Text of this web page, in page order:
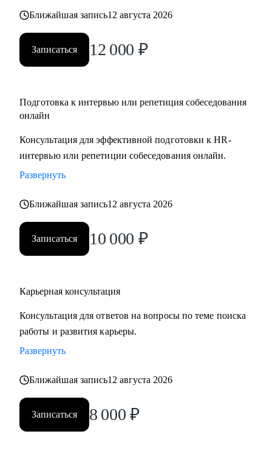
Ближайшая запись12 августа 2026
Записаться 12 000 ₽
Подготовка к интервью или репетиция собеседования
онлайн
Консультация для эффективной подготовки к HR-
интервью или репетиции собеседования онлайн.
Развернуть
Ближайшая запись12 августа 2026
Записаться 10 000 ₽
Карьерная консультация
Консультация для ответов на вопросы по теме поиска
работы и развития карьеры.
Развернуть
Ближайшая запись12 августа 2026
Записаться 8 000 ₽